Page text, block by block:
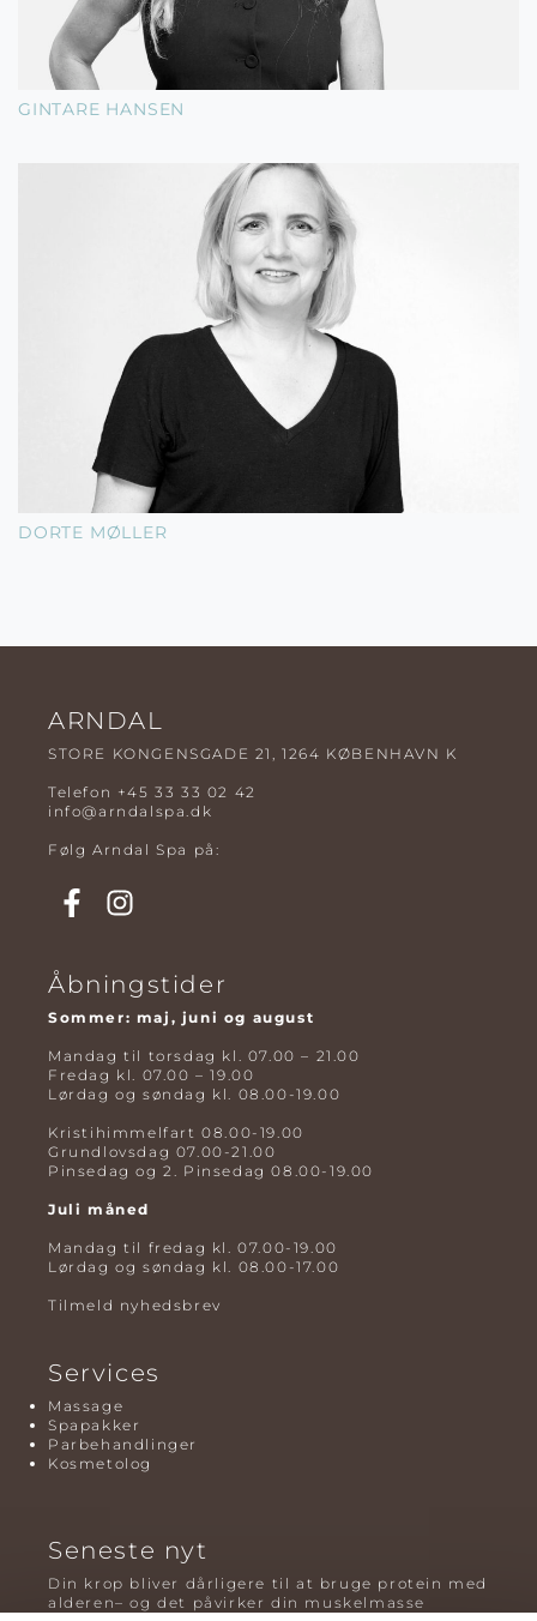
GINTARE HANSEN
DORTE MØLLER
ARNDAL
STORE KONGENSGADE 21, 1264 KØBENHAVN K
Telefon +45 33 33 02 42
info@arndalspa.dk
Følg Arndal Spa på:
Åbningstider
Sommer: maj, juni og august
Mandag til torsdag kl. 07.00 – 21.00
Fredag kl. 07.00 – 19.00
Lørdag og søndag kl. 08.00-19.00
Kristihimmelfart 08.00-19.00
Grundlovsdag 07.00-21.00
Pinsedag og 2. Pinsedag 08.00-19.00
Juli måned
Mandag til fredag kl. 07.00-19.00
Lørdag og søndag kl. 08.00-17.00
Tilmeld nyhedsbrev
Services
Massage
Spapakker
Parbehandlinger
Kosmetolog
Seneste nyt
Din krop bliver dårligere til at bruge protein med
alderen– og det påvirker din muskelmasse